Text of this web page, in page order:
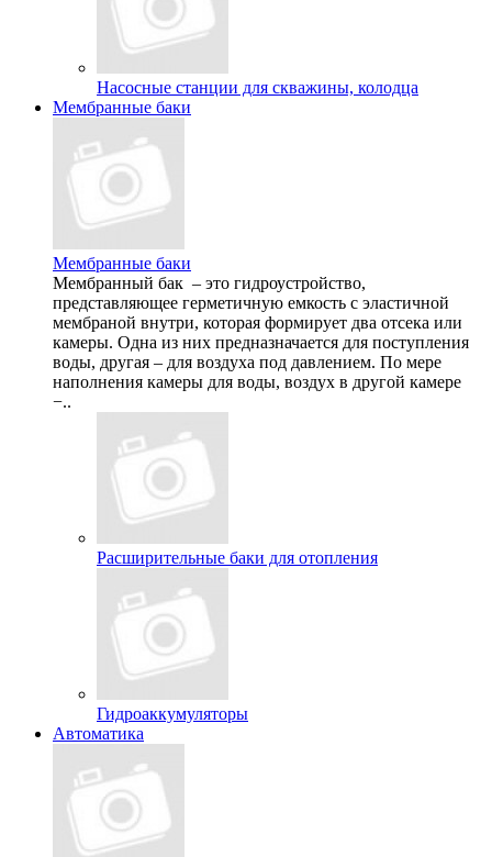
Насосные станции для скважины, колодца
Мембранные баки
Мембранные баки
Мембранный бак – это гидроустройство,
представляющее герметичную емкость с эластичной
мембраной внутри, которая формирует два отсека или
камеры. Одна из них предназначается для поступления
воды, другая – для воздуха под давлением. По мере
наполнения камеры для воды, воздух в другой камере
−..
Расширительные баки для отопления
Гидроаккумуляторы
Автоматика